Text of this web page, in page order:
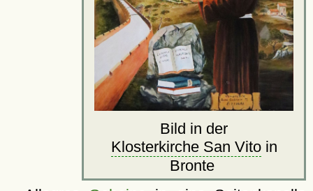
Bild in der
Klosterkirche San Vitoin
Bronte